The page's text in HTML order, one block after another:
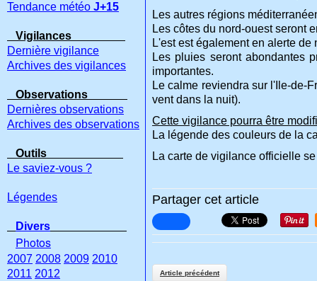
Les autres régions
Les côtes du nord-ouest seront
L'est est également en alerte
Les pluies seront abondantes
importantes.
Le calme reviendra sur l'Ile-de-
vent dans la nuit).
Cette vigilance pourra être
La légende des couleurs de la
La carte de vigilance officielle
Partager cet article
Article précédent
Tendance météo J+15
Vigilances
Dernière vigilance
Archives des vigilances
Observations
Dernières observations
Archives des observations
Outils
Le saviez-vous ?
Légendes
Divers
Photos
2007 2008 2009 2010
2011 2012